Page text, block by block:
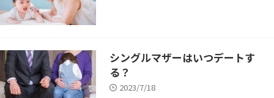
シングルマザーはいつデートす
る？
2023/7/18